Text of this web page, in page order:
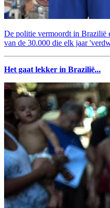
De politie vermoordt in Brazilië
van de 30.000 die elk jaar
Het gaat lekker in Brazilië...